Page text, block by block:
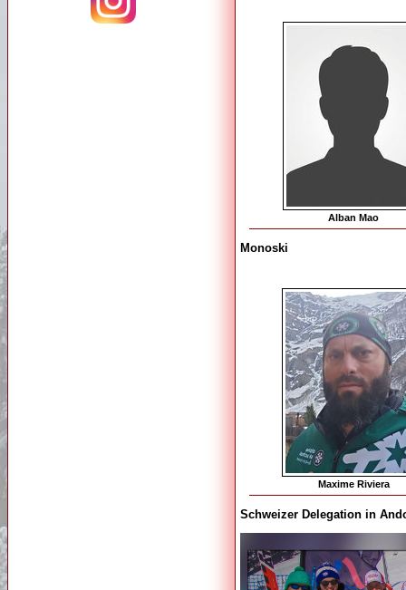
Alban Mao
Monoski
Maxime Riviera
Schweizer Delegation in